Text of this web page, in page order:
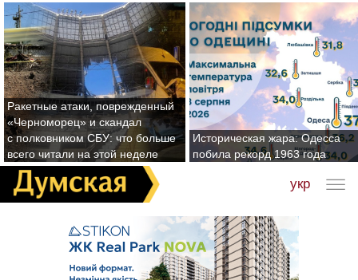
Ракетные атаки, поврежденный
«Черноморец» и скандал
с полковником СБУ: что больше
всего читали на этой неделе
Историческая жара: Одесса
побила рекорд 1963 года
укр